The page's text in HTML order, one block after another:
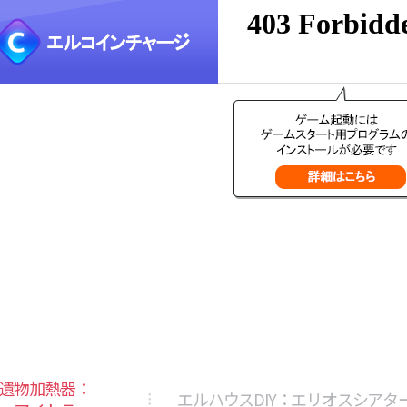
物加熱器：
エルハウスDIY：エリオスシアタ